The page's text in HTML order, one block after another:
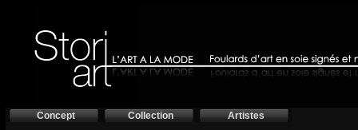
Concept Collection Artistes